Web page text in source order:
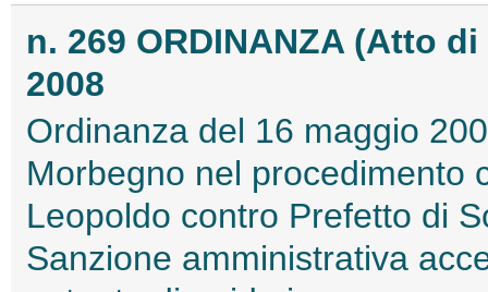
n. 269 ORDINANZA (Atto
2008
Ordinanza del 16 maggio
Morbegno nel procedimento
Leopoldo contro Prefetto di
Sanzione amministrativa